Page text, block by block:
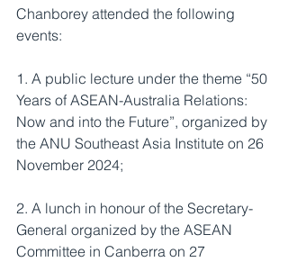
Chanborey attended the following
events:
1. A public lecture under the theme “50
Years of ASEAN-Australia Relations:
Now and into the Future”, organized by
the ANU Southeast Asia Institute on 26
November 2024;
2. A lunch in honour of the Secretary-
General organized by the ASEAN
Committee in Canberra on 27